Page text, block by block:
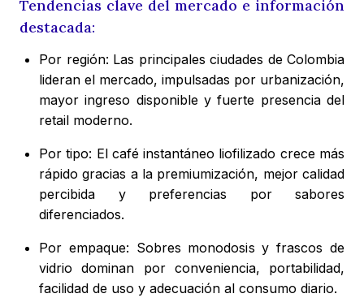
Tendencias clave del mercado e información
destacada:
Por región: Las principales ciudades de Colombia
lideran el mercado, impulsadas por urbanización,
mayor ingreso disponible y fuerte presencia del
retail moderno.
Por tipo: El café instantáneo liofilizado crece más
rápido gracias a la premiumización, mejor calidad
percibida y preferencias por sabores
diferenciados.
Por empaque: Sobres monodosis y frascos de
vidrio dominan por conveniencia, portabilidad,
facilidad de uso y adecuación al consumo diario.